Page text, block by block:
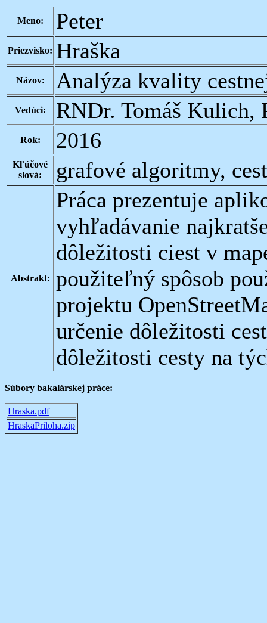
Meno: Peter
Priezvisko: Hraška
Názov: Analýza kvality
Vedúci: RNDr. Tomáš Kulich,
Rok: 2016
Kľúčové
slová:
grafové algoritmy,
Abstrakt:
Práca prezentuje
vyhľadávanie
dôležitosti ciest v
použiteľný spôsob
projektu
určenie dôležitosti
dôležitosti cesty na
Súbory bakalárskej práce:
Hraska.pdf
HraskaPriloha.zip